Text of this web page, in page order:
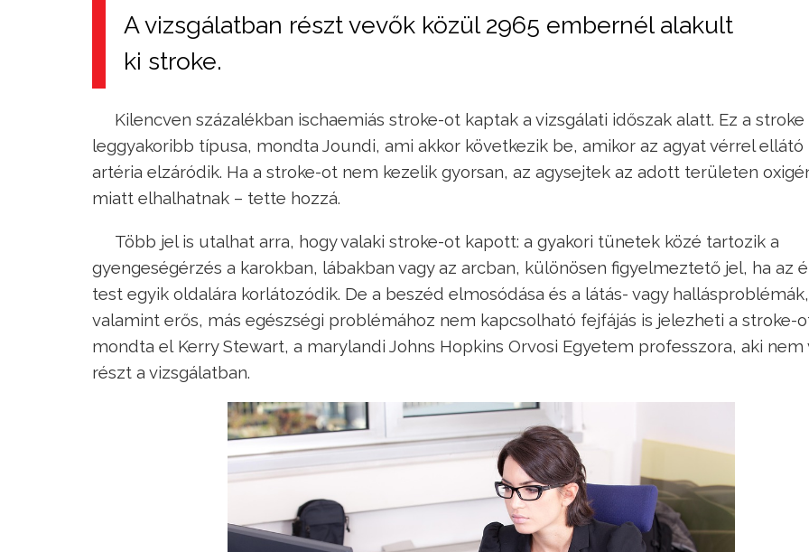
A vizsgálatban részt vevők közül 2965 embernél alakult
ki stroke.
Kilencven százalékban ischaemiás stroke-ot kaptak a vizsgálati időszak alatt. Ez a stroke
leggyakoribb típusa, mondta Joundi, ami akkor következik be, amikor az agyat vérrel ellátó
artéria elzáródik. Ha a stroke-ot nem kezelik gyorsan, az agysejtek az adott területen
miatt elhalhatnak – tette hozzá.
Több jel is utalhat arra, hogy valaki stroke-ot kapott: a gyakori tünetek közé tartozik a
gyengeségérzés a karokban, lábakban vagy az arcban, különösen figyelmeztető jel, ha az
test egyik oldalára korlátozódik. De a beszéd elmosódása és a látás- vagy hallásproblémák,
valamint erős, más egészségi problémához nem kapcsolható fejfájás is jelezheti a stroke-
mondta el Kerry Stewart, a marylandi Johns Hopkins Orvosi Egyetem professzora, aki
részt a vizsgálatban.